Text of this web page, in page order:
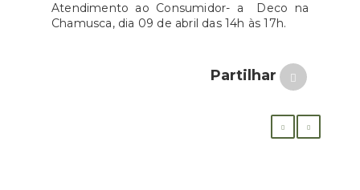
Atendimento ao Consumidor- a Deco na
Chamusca, dia 09 de abril das 14h às 17h.
Partilhar